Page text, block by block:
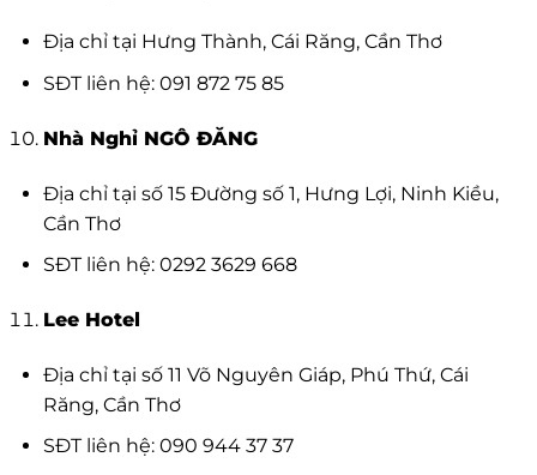
Địa chỉ tại Hưng Thành, Cái Răng, Cần Thơ
SĐT liên hệ: 091 872 75 85
Nhà Nghỉ NGÔ ĐĂNG
Địa chỉ tại số 15 Đường số 1, Hưng Lợi, Ninh Kiều,
Cần Thơ
SĐT liên hệ: 0292 3629 668
Lee Hotel
Địa chỉ tại số 11 Võ Nguyên Giáp, Phú Thứ, Cái
Răng, Cần Thơ
SĐT liên hệ: 090 944 37 37